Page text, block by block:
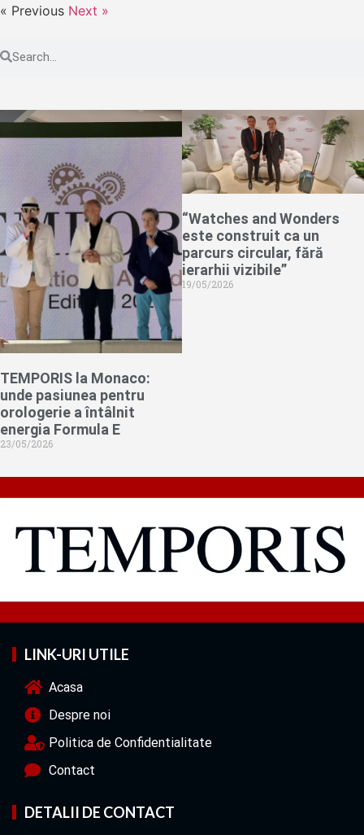
« Previous Next »
TEMPORIS la Monaco:
unde pasiunea pentru
orologerie a întâlnit
energia Formula E
23/05/2026
“Watches and Wonders
este construit ca un
parcurs circular, fără
ierarhii vizibile”
19/05/2026
LINK-URI UTILE
Acasa
Despre noi
Politica de Confidentialitate
Contact
DETALII DE CONTACT